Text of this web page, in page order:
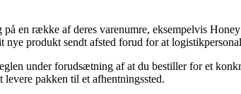
en række af deres varenumre, eksempelvis
produkt sendt afsted forud for at
under forudsætning af at du bestiller for et
pakken til et afhentningssted.